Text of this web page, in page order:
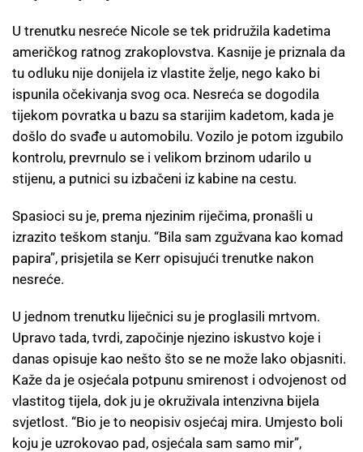
U trenutku nesreće Nicole se tek pridružila kadetima
američkog ratnog zrakoplovstva. Kasnije je priznala da
tu odluku nije donijela iz vlastite želje, nego kako bi
ispunila očekivanja svog oca. Nesreća se dogodila
tijekom povratka u bazu sa starijim kadetom, kada je
došlo do svađe u automobilu. Vozilo je potom izgubilo
kontrolu, prevrnulo se i velikom brzinom udarilo u
stijenu, a putnici su izbačeni iz kabine na cestu.
Spasioci su je, prema njezinim riječima, pronašli u
izrazito teškom stanju. “Bila sam zgužvana kao komad
papira”, prisjetila se Kerr opisujući trenutke nakon
nesreće.
U jednom trenutku liječnici su je proglasili mrtvom.
Upravo tada, tvrdi, započinje njezino iskustvo koje i
danas opisuje kao nešto što se ne može lako objasniti.
Kaže da je osjećala potpunu smirenost i odvojenost od
vlastitog tijela, dok ju je okruživala intenzivna bijela
svjetlost. “Bio je to neopisiv osjećaj mira. Umjesto boli
koju je uzrokovao pad, osjećala sam samo mir”,